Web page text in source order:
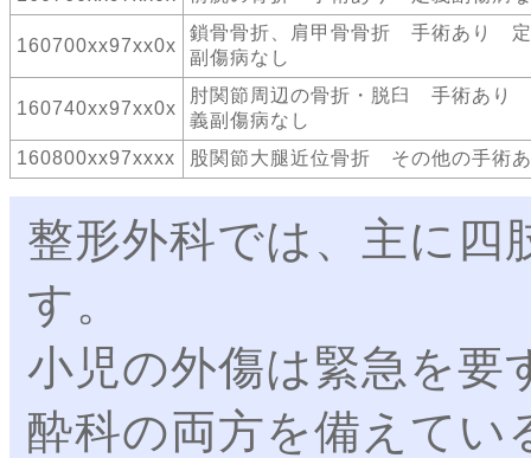
160700xx97xx0x
鎖骨骨折、肩甲骨骨折 手術あり
副傷病なし
160740xx97xx0x
肘関節周辺の骨折・脱臼 手術あり
義副傷病なし
160800xx97xxxx
股関節大腿近位骨折 その他の手術
整形外科では、主に四
す。
小児の外傷は緊急を要
酔科の両方を備えてい